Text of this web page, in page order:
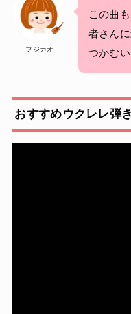
フジカオ
この曲
者さん
つかむ
おすすめウクレレ弾